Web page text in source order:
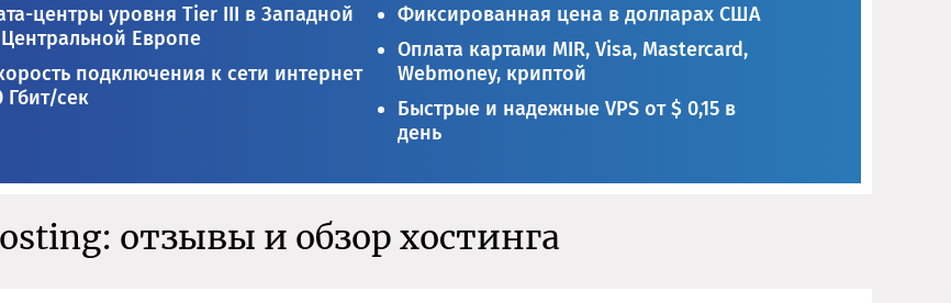
центры уровня Tier III в Западной
Европе
подключения к сети интернет
Гбит/сек
Фиксированная цена в долларах США
Оплата картами MIR, Visa, Mastercard,
Webmoney, криптой
Быстрые и надежные VPS от $ 0,15 в
день
отзывы и обзор хостинга